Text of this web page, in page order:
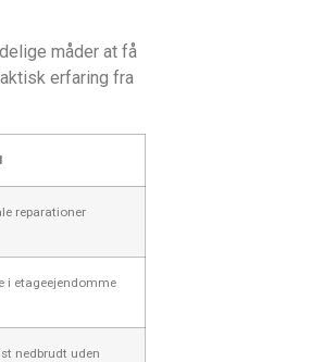
måder at få
erfaring fra
reparationer
i etageejendomme
nedbrudt uden